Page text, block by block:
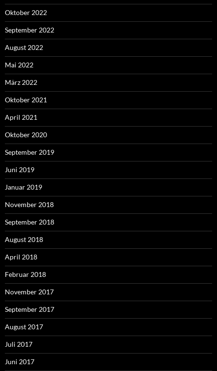
Oktober 2022
September 2022
August 2022
Mai 2022
März 2022
Oktober 2021
April 2021
Oktober 2020
September 2019
Juni 2019
Januar 2019
November 2018
September 2018
August 2018
April 2018
Februar 2018
November 2017
September 2017
August 2017
Juli 2017
Juni 2017